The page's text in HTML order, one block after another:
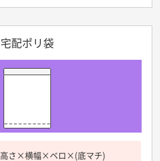
宅配ポリ袋
高さ×横幅×ベロ×(底マチ)